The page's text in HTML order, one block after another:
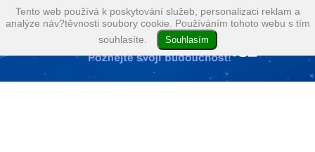
Tento web používá k poskytování služeb, personalizaci reklam a
analýze náv?těvnosti soubory cookie. Používáním tohoto webu s tím
souhlasíte.